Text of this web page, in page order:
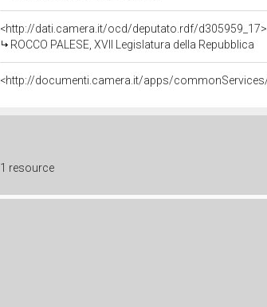
<http://dati.camera.it/ocd/deputato.rdf/d305959_17>
ROCCO PALESE, XVII Legislatura della Repubblica
1 resource